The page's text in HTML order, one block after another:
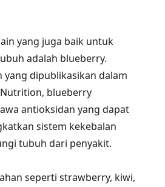
yang juga baik untuk
adalah blueberry.
dipublikasikan dalam
blueberry
antioksidan yang dapat
sistem kekebalan
tubuh dari penyakit.
seperti strawberry, kiwi,